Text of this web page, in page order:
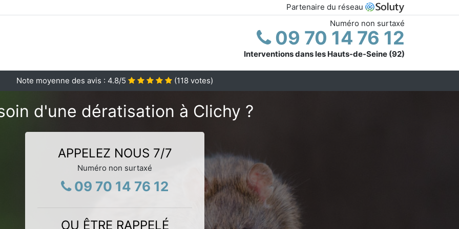
Partenaire du réseau
Numéro non surtaxé
09 70 14 76 12
Interventions dans les Hauts-de-Seine (92)
Note moyenne des avis : 4.8/5 (118 votes)
d'une dératisation à Clichy ?
APPELEZ NOUS 7/7
Numéro non surtaxé
09 70 14 76 12
OU ÊTRE RAPPELÉ